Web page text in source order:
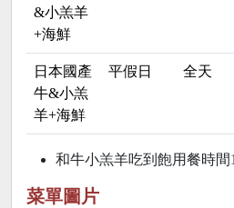
&小羔羊
+海鮮
日本國產
牛&小羔
羊+海鮮
平假日 全天
和牛小羔羊吃到飽用餐時間
菜單圖片